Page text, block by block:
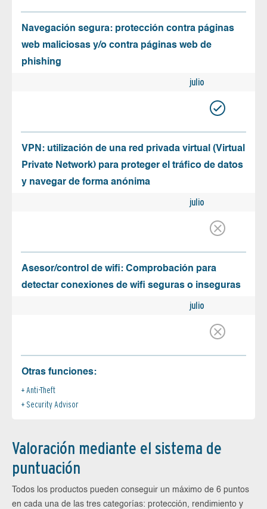
Navegación segura: protección contra páginas
web maliciosas y/o contra páginas web de
phishing
julio
VPN: utilización de una red privada virtual (Virtual
Private Network) para proteger el tráfico de datos
y navegar de forma anónima
julio
Asesor/control de wifi: Comprobación para
detectar conexiones de wifi seguras o inseguras
julio
Otras funciones:
Anti-Theft
Security Advisor
Valoración mediante el sistema de
puntuación
Todos los productos pueden conseguir un máximo de 6 puntos
en cada una de las tres categorías: protección, rendimiento y